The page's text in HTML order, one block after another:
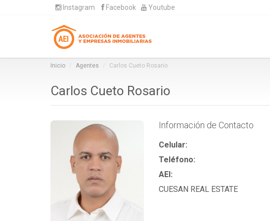
Instagram Facebook Youtube
Inicio Agentes Carlos Cueto Rosario
Carlos Cueto Rosario
Información de Contacto
Celular:
Teléfono:
AEI:
CUESAN REAL ESTATE